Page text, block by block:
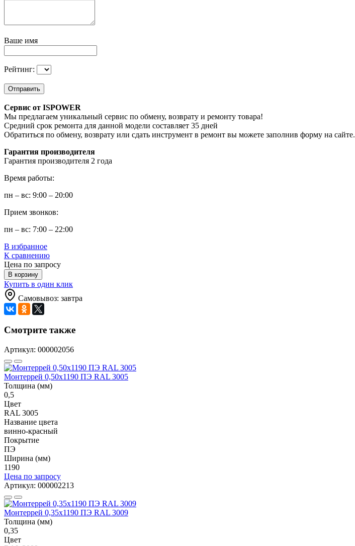
Ваше имя
Рейтинг:
Отправить
Сервис от ISPOWER
Мы предлагаем уникальный сервис по обмену, возврату и ремонту товара!
Средний срок ремонта для данной модели составляет 35 дней
Обратиться по обмену, возврату или сдать инструмент в ремонт вы можете заполнив форму на сайте.
Гарантия производителя
Гарантия производителя 2 года
Время работы:
пн – вс: 9:00 – 20:00
Прием звонков:
пн – вс: 7:00 – 22:00
В избранное
К сравнению
Цена по запросу
В корзину
Купить в один клик
Самовывоз: завтра
Смотрите также
Артикул: 000002056
Монтеррей 0,50х1190 ПЭ RAL 3005
Толщина (мм)
0,5
Цвет
RAL 3005
Название цвета
винно-красный
Покрытие
ПЭ
Ширина (мм)
1190
Цена по запросу
Артикул: 000002213
Монтеррей 0,35х1190 ПЭ RAL 3009
Толщина (мм)
0,35
Цвет